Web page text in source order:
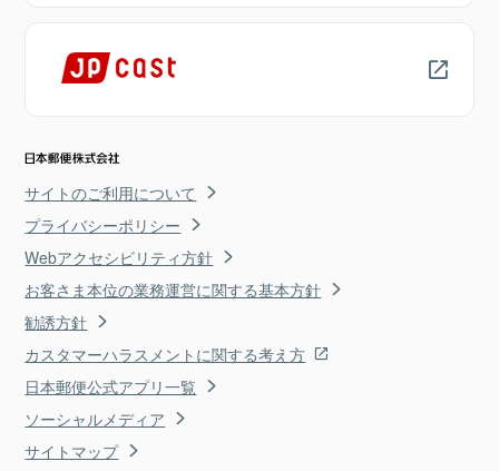
サイトのご利用について
プライバシーポリシー
Webアクセシビリティ方針
お客さま本位の業務運営に関する基本方針
勧誘方針
カスタマーハラスメントに関する考え方
日本郵便公式アプリ一覧
ソーシャルメディア
サイトマップ